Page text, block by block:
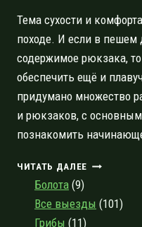
Тема сухости и
походе. И если в пешем
содержимое рюкзака,
обеспечить ещё и
придумано множество
и рюкзаков, с
познакомить
ЧИТАТЬ ДАЛЕЕ ЗАЩИТА
ВОДЫ:
Болота (9)
Все выезды (101)
Грибы (11)